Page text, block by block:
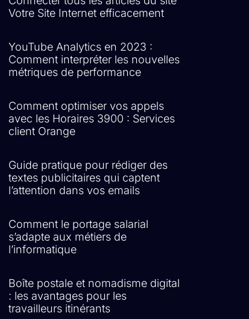
Votre Site Internet efficacement
YouTube Analytics en 2023 :
Comment interpréter les nouvelles
métriques de performance
Comment optimiser vos appels
avec les Horaires 3900 : Services
client Orange
Guide pratique pour rédiger des
textes publicitaires qui captent
l’attention dans vos emails
Comment le portage salarial
s’adapte aux métiers de
l’informatique
Boîte postale et nomadisme digital
: les avantages pour les
travailleurs itinérants